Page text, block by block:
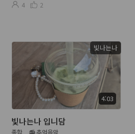
4
2
4:03
빛나는나
빛나는나 입니담
종합 📻 추억음악